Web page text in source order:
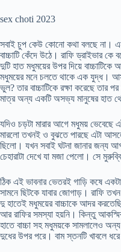
sex choti 2023
সবাই চুপ কেউ কোনো কথা বলছে না।
বাচ্চাটি কেঁদে উঠে। রাফি ড্রাইভার
দুটি হাত মধুময়ের উপর দিয়ে
মধুময়ের মনে চলতে থাকে এক যুদ্ধ।
ভুল? তার বাচ্চাটিকে রক্ষা করেছে তার
মাত্র অন্য একটি অসভ্য মানুষের হাত
যদিও চড়টা মারার আগে মধুময় ভেবেছে
মারলো তখনই ও বুঝতে পারছে এটা
ছিলো। যখন সবাই ঘটনা জানার জন্য
চেহারাটা দেখে যা মজা পেলো। সে
ঠিক এই ভাবনার ভেতরই গাড়ি কষে
সামনে ছিটকে যাবার জোগাড়। রাফি
দু হাতেই মধুময়ের বাচ্চাকে আদর
আর রাফির সমস্যা হয়নি। কিন্তু
হাতে বাচ্চা সহ মধুময়কে সামলালেও
দুধের উপর পরে। বাম স্তনটি খাবলে